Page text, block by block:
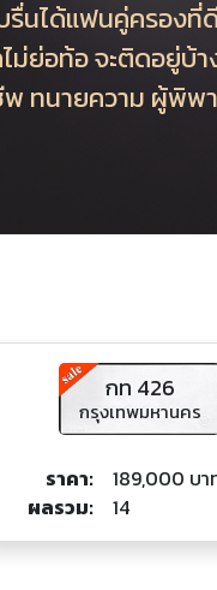
รื่นได้แฟนคู่ครอง
ม่ย่อท้อ จะติดอยู่บ้า
พ ทนายความ ผู้พิ
กท 426
กรุงเทพมหานคร
ราคา:
189,000 บา
ผลรวม:
14